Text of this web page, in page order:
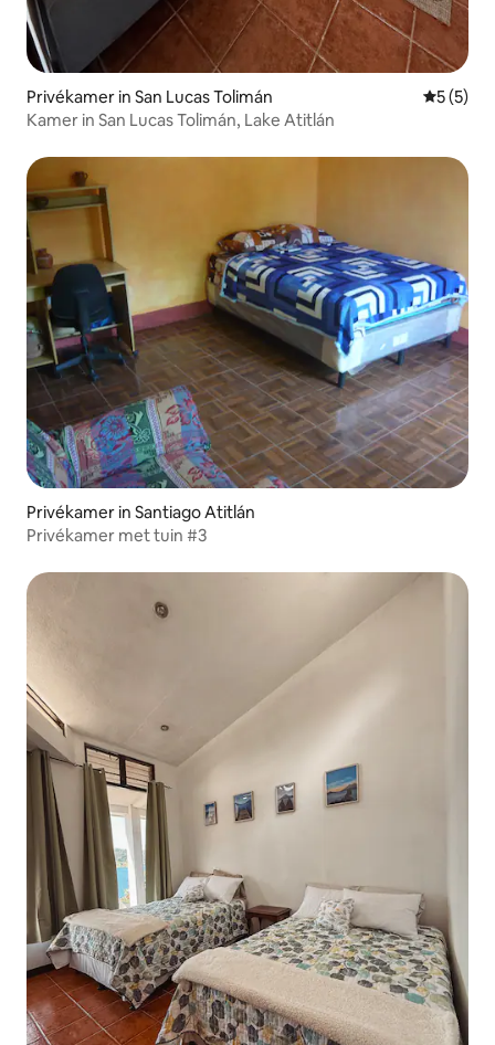
Privékamer in San Lucas Tolimán
5 (5)
Kamer in San Lucas Tolimán, Lake Atitlán
Privékamer in Santiago Atitlán
Privékamer met tuin #3